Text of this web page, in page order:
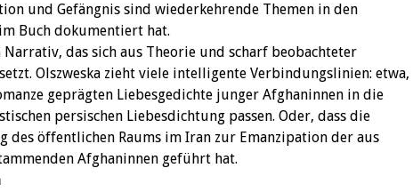
und Gefängnis sind wiederkehrende Themen in den
Buch dokumentiert hat.
das sich aus Theorie und scharf beobachteter
Olszweska zieht viele intelligente Verbindungslinien: etwa,
geprägten Liebesgedichte junger Afghaninnen in die
persischen Liebesdichtung passen. Oder, dass die
des öffentlichen Raums im Iran zur Emanzipation der aus
Afghaninnen geführt hat.